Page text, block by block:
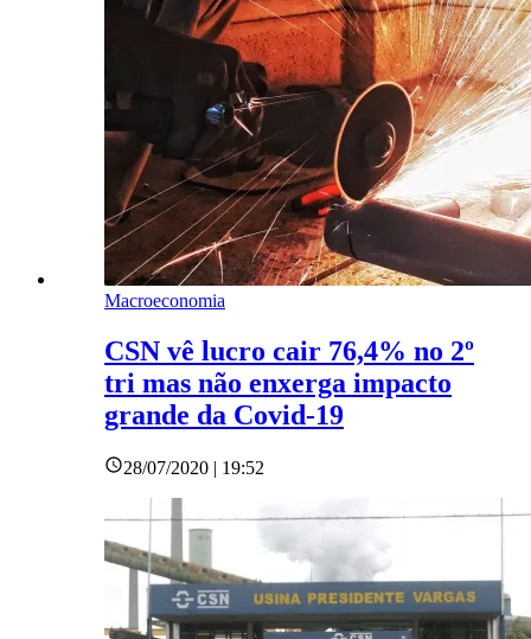
Macroeconomia
CSN vê lucro cair 76,4% no 2º
tri mas não enxerga impacto
grande da Covid-19
28/07/2020 | 19:52